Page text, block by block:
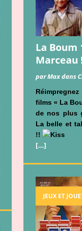
La Boum
Marceau
par Max dans
films « La
de nos plus
La belle et
!!
[…]
JEUX ET